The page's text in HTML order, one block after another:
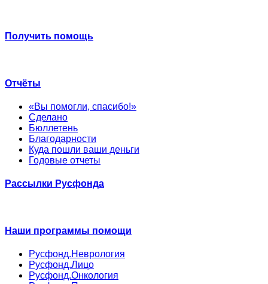
Получить помощь
Отчёты
«Вы помогли, спасибо!»
Сделано
Бюллетень
Благодарности
Куда пошли ваши деньги
Годовые отчеты
Рассылки Русфонда
Наши программы помощи
Русфонд.Неврология
Русфонд.Лицо
Русфонд.Онкология